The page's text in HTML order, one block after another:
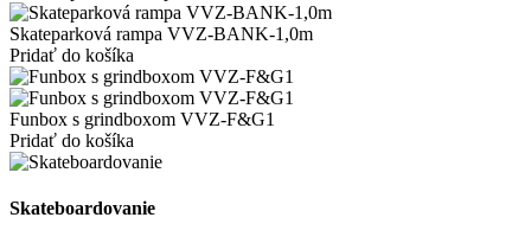
Skateparková rampa VVZ-BANK-1,0m
Pridať do košíka
Funbox s grindboxom VVZ-F&G1
Pridať do košíka
Skateboardovanie